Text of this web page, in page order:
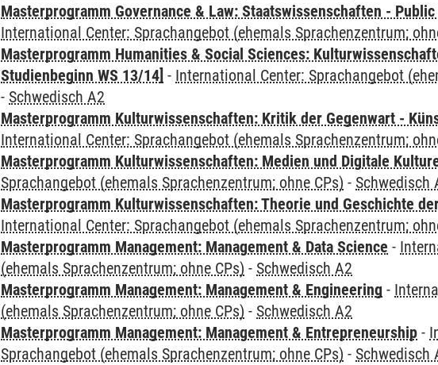
Masterprogramm Governance & Law: Staatswissenschaften -
International Center: Sprachangebot (ehemals Sprachenzentrum;
Masterprogramm Humanities & Social Sciences:
Studienbeginn WS 13/14] - International Center: Sprachangebot
- Schwedisch A2
Masterprogramm Kulturwissenschaften: Kritik der Gegenwart -
International Center: Sprachangebot (ehemals Sprachenzentrum;
Masterprogramm Kulturwissenschaften: Medien und Digitale
Sprachangebot (ehemals Sprachenzentrum; ohne CPs) - Schwedisch
Masterprogramm Kulturwissenschaften: Theorie und Geschichte
International Center: Sprachangebot (ehemals Sprachenzentrum;
Masterprogramm Management: Management & Data Science -
(ehemals Sprachenzentrum; ohne CPs) - Schwedisch A2
Masterprogramm Management: Management & Engineering -
(ehemals Sprachenzentrum; ohne CPs) - Schwedisch A2
Masterprogramm Management: Management & Entrepreneurship -
Sprachangebot (ehemals Sprachenzentrum; ohne CPs) - Schwedisch